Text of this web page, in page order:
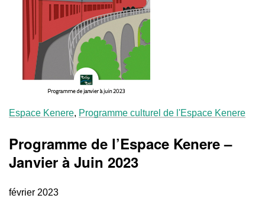
Espace Kenere, Programme culturel de l'Espace Kenere
Programme de l’Espace Kenere –
Janvier à Juin 2023
février 2023